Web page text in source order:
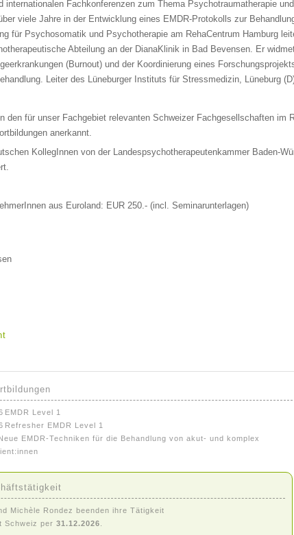
internationalen Fachkonferenzen zum Thema Psychotraumatherapie
viele Jahre in der Entwicklung eines EMDR-Protokolls zur
für Psychosomatik und Psychotherapie am RehaCentrum Hamburg
Abteilung an der DianaKlinik in Bad Bevensen. Er
(Burnout) und der Koordinierung eines
Leiter des Lüneburger Instituts für Stressmedizin, Lüneburg
den für unser Fachgebiet relevanten Schweizer Fachgesellschaften im
anerkannt.
KollegInnen von der Landespsychotherapeutenkammer Baden-
aus Euroland: EUR 250.- (incl. Seminarunterlagen)
EMDR Level 1
Refresher EMDR Level 1
EMDR-Techniken für die Behandlung von akut- und komplex
Michèle Rondez beenden ihre Tätigkeit
Schweiz per31.12.2026